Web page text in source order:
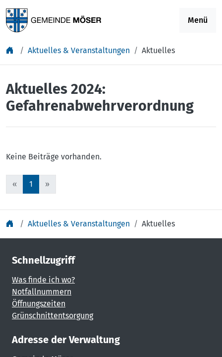
Menü
Aktuelles & Veranstaltungen Aktuelles
Aktuelles 2024:
Gefahrenabwehrverordnung
Keine Beiträge vorhanden.
« 1 »
Aktuelles & Veranstaltungen Aktuelles
Schnellzugriff
Was finde ich wo?
Notfallnummern
Öffnungszeiten
Grünschnittentsorgung
Adresse der Verwaltung